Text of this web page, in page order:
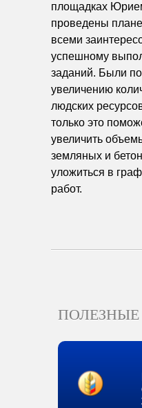
площадках
проведены
всеми
успешному
заданий. Были
увеличению
людских
только это
увеличить
земляных и
уложиться в
работ.